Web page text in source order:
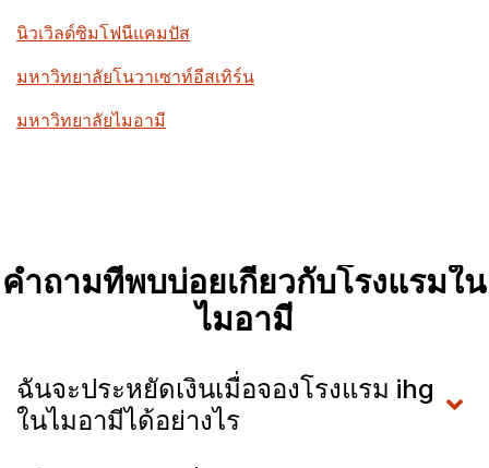
นิวเวิลด์ซิมโฟนีแคมปัส
มหาวิทยาลัยโนวาเซาท์อีสเทิร์น
มหาวิทยาลัยไมอามี
คำถามที่พบบ่อยเกี่ยวกับโรงแรมใน
ไมอามี
ฉันจะประหยัดเงินเมื่อจองโรงแรม ihg
ในไมอามีได้อย่างไร